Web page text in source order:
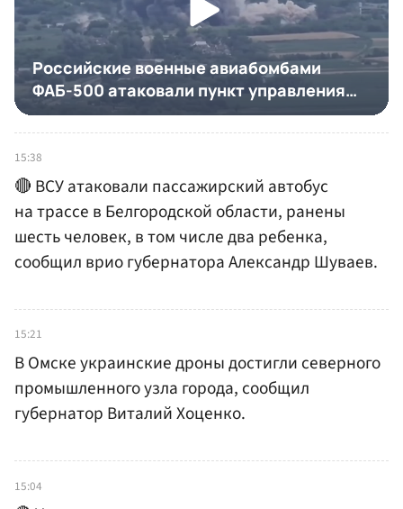
15:38
🔴 ВСУ атаковали пассажирский автобус
на трассе в Белгородской области, ранены
шесть человек, в том числе два ребенка,
сообщил врио губернатора Александр Шуваев.
15:21
В Омске украинские дроны достигли северного
промышленного узла города, сообщил
губернатор Виталий Хоценко.
15:04